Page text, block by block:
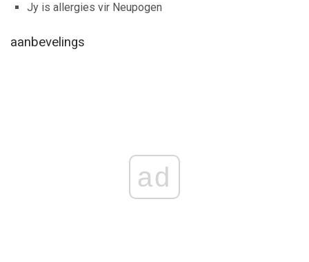
Jy is allergies vir Neupogen
aanbevelings
ad